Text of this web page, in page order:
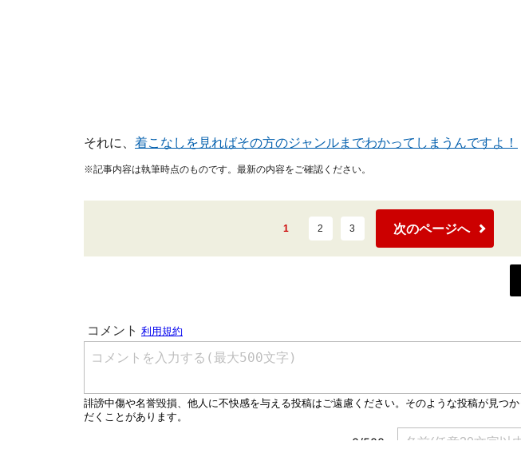
それに、 着こなしを見ればその方のジャンルまでわかってしまうんですよ！
※記事内容は執筆時点のものです。最新の内容をご確認ください。
1 2 3 次のページへ